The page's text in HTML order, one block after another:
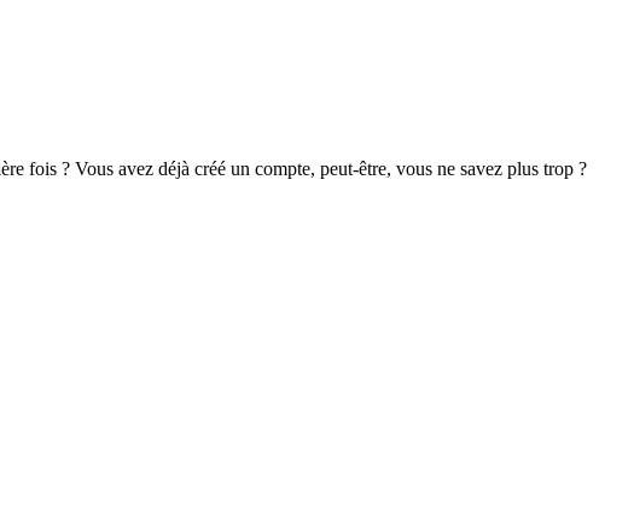
fois ? Vous avez déjà créé un compte, peut-être, vous ne savez plus trop ?